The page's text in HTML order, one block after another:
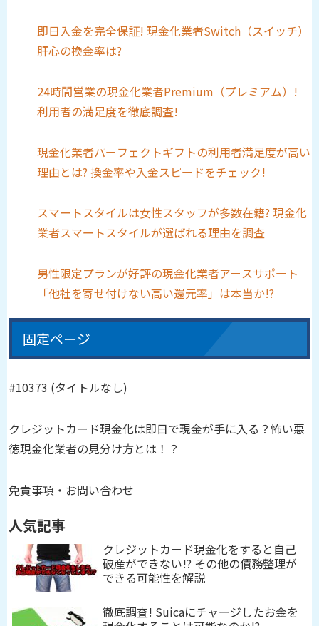
即日入金を完全保証! 現金化業者Switch（スイッチ）
肝心の換金率は?
24時間営業の現金化業者Premium（プレミアム）!
利用者の満足度を徹底調査!
現金化業者パーフェクトギフトの利用者満足度が高い
理由とは? 換金率や入金スピードをチェック!
スマートスタイルは女性スタッフが多数在籍? 現金化
業者スマートスタイルが選ばれる理由を調査
男性限定プランが好評の現金化業者アースサポート
「他社を寄せ付けない高い還元率」は本当か!?
固定ページ
#10373 (タイトルなし)
クレジットカード現金化は即日で現金が手に入る？怖い悪
徳現金化業者の見分け方とは！？
免責事項・お問い合わせ
人気記事
クレジットカード現金化をすると自己
破産ができない!? その他の債務整理が
できる可能性を解説
徹底調査! Suicaにチャージしたお金を